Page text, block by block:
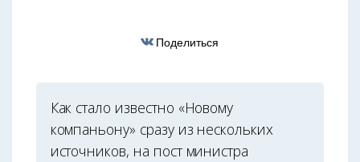
Поделиться
Как стало известно «Новому
компаньону» сразу из нескольких
источников, на пост министра